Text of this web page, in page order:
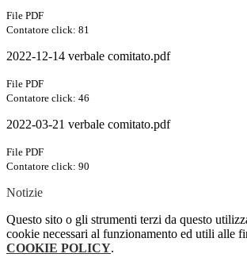
File PDF
Contatore click: 81
2022-12-14 verbale comitato.pdf
File PDF
Contatore click: 46
2022-03-21 verbale comitato.pdf
File PDF
Contatore click: 90
Notizie
Questo sito o gli strumenti terzi da questo
cookie necessari al funzionamento ed utili alle
COOKIE POLICY.